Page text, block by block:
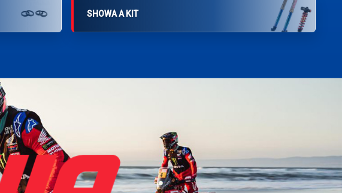
SHOWA A KIT